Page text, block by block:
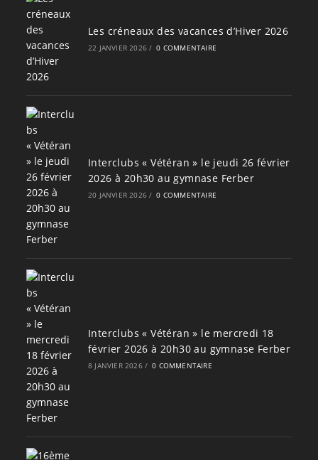
Les créneaux des vacances d’Hiver 2026
22 JANVIER 2026 / 0 COMMENTAIRE
Interclubs « Vétéran » le jeudi 26 février
2026 à 20h30 au gymnase Ferber
20 JANVIER 2026 / 0 COMMENTAIRE
Interclubs « Vétéran » le mercredi 18
février 2026 à 20h30 au gymnase Ferber
8 JANVIER 2026 / 0 COMMENTAIRE